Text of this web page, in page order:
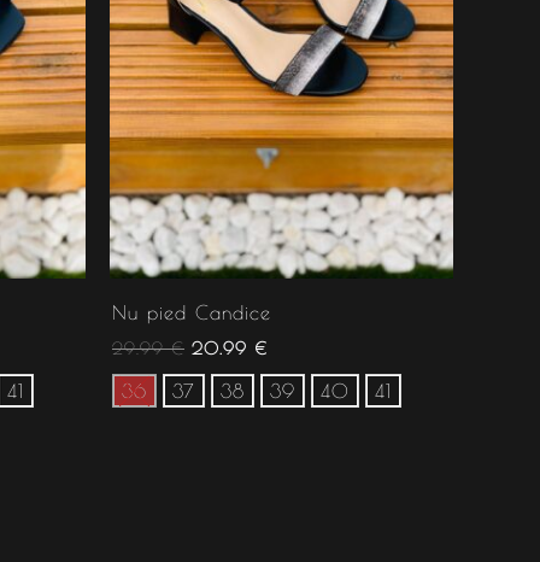
41
Nu pied Candice
29.99€ 20.99 €
36 37 38 39 40 41